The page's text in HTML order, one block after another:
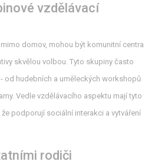
vzdělávací
domov, mohou být komunitní centra
skvělou volbou. Tyto skupiny často
od hudebních a uměleckých workshopů
Vedle vzdělávacího aspektu mají tyto
podporují sociální interakci a vytváření
rodiči